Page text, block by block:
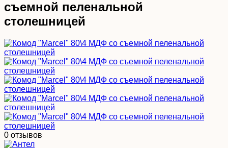
съемной пеленальной
столешницей
0 отзывов